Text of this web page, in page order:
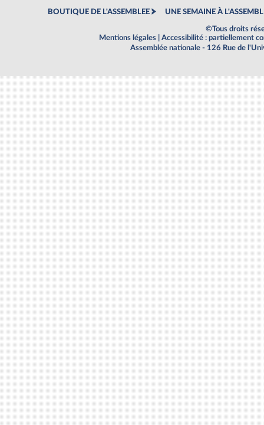
BOUTIQUE DE L'ASSEMBLEE UNE SEMAINE À
©Tous droits
Mentions légales
Accessibilité : partiellement
Assemblée nationale - 126 Rue de